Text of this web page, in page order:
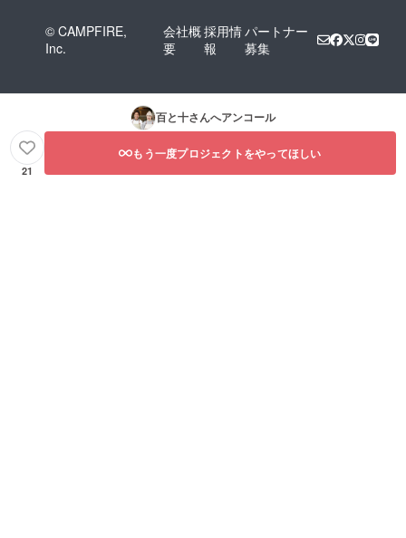
© CAMPFIRE,
Inc.
会社概
要
採用情
報
パートナー
募集
百と十さんへアンコール
21
もう一度プロジェクトをやってほしい